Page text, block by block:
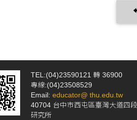
TEL:(04)23590121 轉 36900
專線:(04)23508529
Email:educator@ thu.edu.tw
40704 台中市西屯區臺灣大道四
研究所